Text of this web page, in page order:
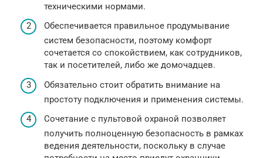
техническими нормами.
Обеспечивается правильное продумывание
систем безопасности, поэтому комфорт
сочетается со спокойствием, как сотрудников,
так и посетителей, либо же домочадцев.
Обязательно стоит обратить внимание на
простоту подключения и применения системы.
Сочетание с пультовой охраной позволяет
получить полноценную безопасность в рамках
ведения деятельности, поскольку в случае